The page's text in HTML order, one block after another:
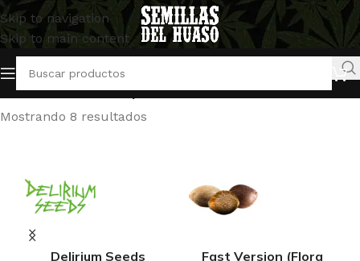
Skip to navigation
Skip to main content
Inicio/Productos etiquetados “abono de floración”
Mostrando 8 resultados
Delirium Seeds
Fast Version (Flora